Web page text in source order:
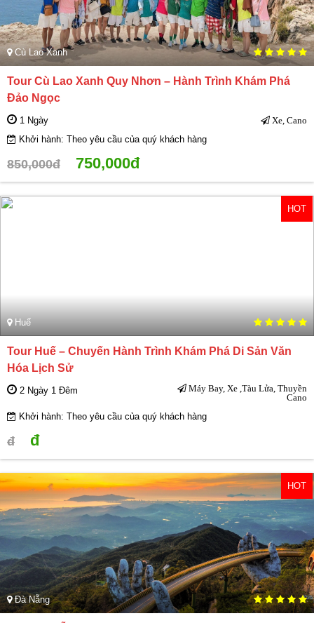
Cù Lao Xanh
Tour Cù Lao Xanh Quy Nhơn – Hành Trình Khám Phá
Đảo Ngọc
1 Ngày Xe, Cano
Khởi hành: Theo yêu cầu của quý khách hàng
850,000đ 750,000đ
HOT
Huế
Tour Huế – Chuyến Hành Trình Khám Phá Di Sản Văn
Hóa Lịch Sử
2 Ngày 1 Đêm
Máy Bay, Xe ,Tàu Lửa, Thuyền
Cano
Khởi hành: Theo yêu cầu của quý khách hàng
đ đ
HOT
Đà Nẵng